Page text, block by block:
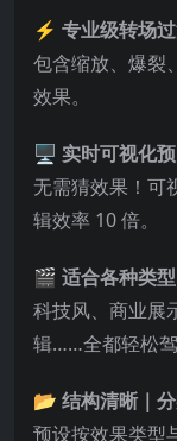
⚡ 专业级转场
包含缩放、爆裂
效果。
🖥️ 实时可视化
无需猜效果！可
辑效率 10 倍。
🎬 适合各种类
科技风、商业展
辑……全都轻松驾
📂 结构清晰｜
预设按效果类型